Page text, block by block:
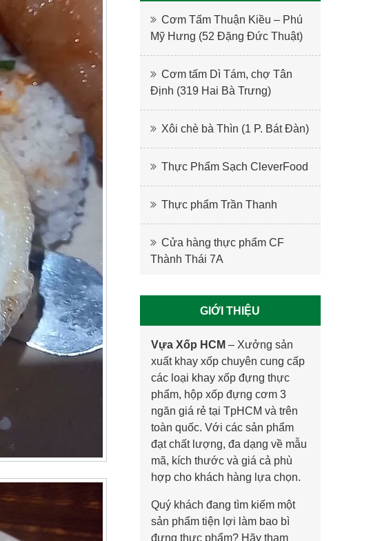
Cơm Tấm Thuận Kiều – Phú
Mỹ Hưng (52 Đặng Đức Thuật)
Cơm tấm Dì Tám, chợ Tân
Định (319 Hai Bà Trưng)
Xôi chè bà Thìn (1 P. Bát Đàn)
Thực Phẩm Sạch CleverFood
Thực phẩm Trần Thanh
Cửa hàng thực phẩm CF
Thành Thái 7A
GIỚI THIỆU
Vựa Xốp HCM – Xưởng sản
xuất khay xốpchuyên cung cấp
các loại khay xốp đựng thực
phẩm, hộp xốp đựng cơm 3
ngăn giá rẻ tại TpHCM và trên
toàn quốc. Với các sản phẩm
đạt chất lượng, đa dạng về mẫu
mã, kích thước và giá cả phù
hợp cho khách hàng lựa chọn.
Quý khách đang tìm kiếm một
sản phẩm tiện lợi làm bao bì
đựng thực phẩm? Hãy tham